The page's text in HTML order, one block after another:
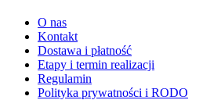
O nas
Kontakt
Dostawa i płatność
Etapy i termin realizacji
Regulamin
Polityka prywatności i RODO